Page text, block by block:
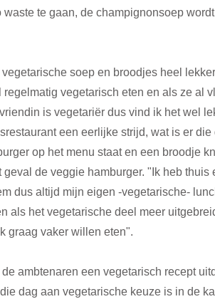
te gaan, de champignonsoep
soep en broodjes heel
vegetarisch eten en als ze al
is vegetariër dus vind ik het wel
een eerlijke strijd, wat is er
op het menu staat en een broodje
de veggie hamburger. "Ik heb thuis
dus altijd mijn eigen -vegetarische-
als het vegetarische deel meer
graag vaker willen eten".
ambtenaren een vegetarisch recept
dag aan vegetarische keuze is in de